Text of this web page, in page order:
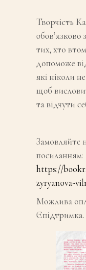
Творчість
обов’язково
тих, хто
допоможе
які ніколи
щоб
та відчути
Замовляйте
посиланням:
https://
zyryanova-
Можлива
Єпідтримка.